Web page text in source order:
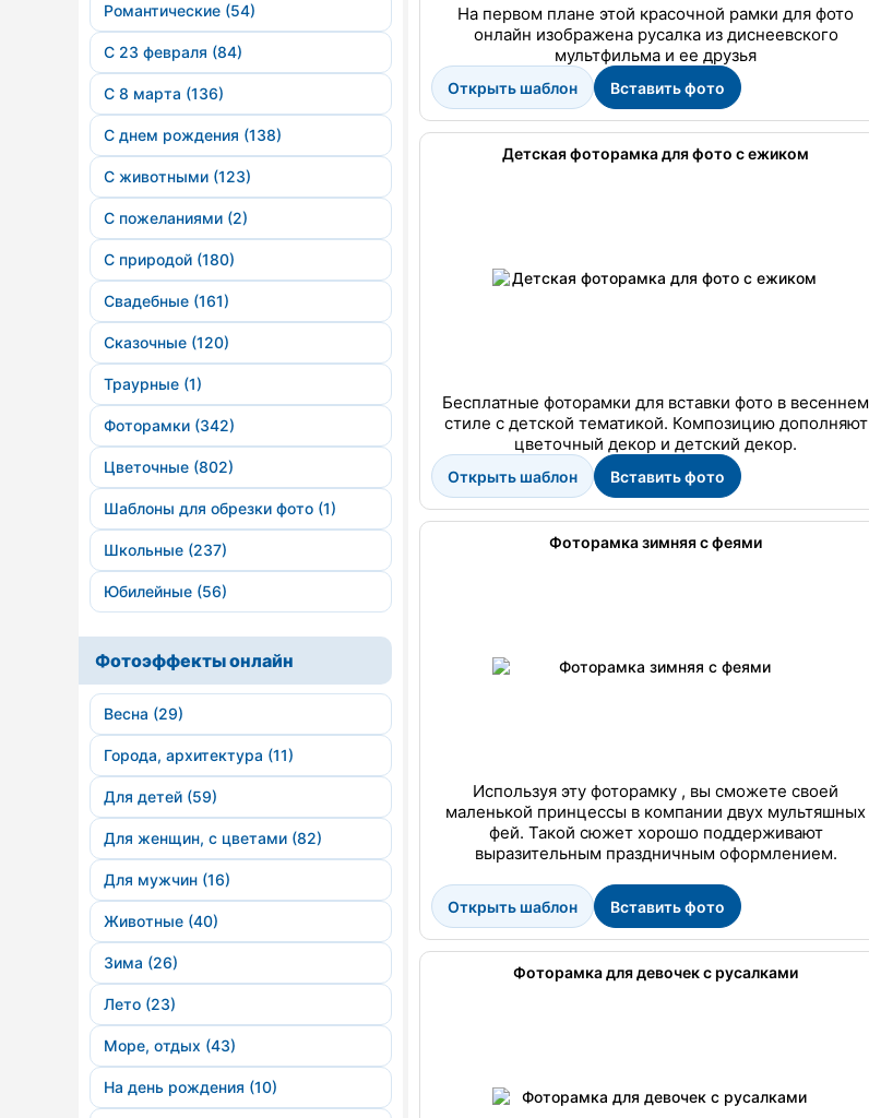
Романтические (54)
С 23 февраля (84)
С 8 марта (136)
С днем рождения (138)
С животными (123)
С пожеланиями (2)
С природой (180)
Свадебные (161)
Сказочные (120)
Траурные (1)
Фоторамки (342)
Цветочные (802)
Шаблоны для обрезки фото (1)
Школьные (237)
Юбилейные (56)
Фотоэффекты онлайн
Весна (29)
Города, архитектура (11)
Для детей (59)
Для женщин, с цветами (82)
Для мужчин (16)
Животные (40)
Зима (26)
Лето (23)
Море, отдых (43)
На день рождения (10)
На первом плане этой красочной рамки для фото
онлайн изображена русалка из диснеевского
мультфильма и ее друзья
Открыть шаблон Вставить фото
Детская фоторамка для фото с ежиком
Бесплатные фоторамки для вставки фото в весеннем
стиле с детской тематикой. Композицию дополняют
цветочный декор и детский декор.
Открыть шаблон Вставить фото
Фоторамка зимняя с феями
Используя эту фоторамку , вы сможете своей
маленькой принцессы в компании двух мультяшных
фей. Такой сюжет хорошо поддерживают
выразительным праздничным оформлением.
Открыть шаблон Вставить фото
Фоторамка для девочек с русалками